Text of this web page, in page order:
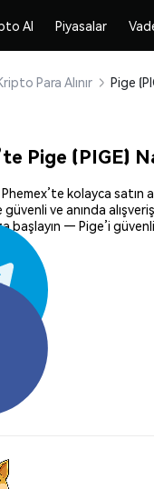
Al Piyasalar
Para Alınır
Pige (PIGE)
Phemex’te kolayca
ve anında
başlayın — Pige’i